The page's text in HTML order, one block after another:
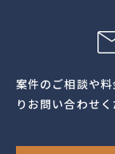
案件のご相談や
りお問い合わせく